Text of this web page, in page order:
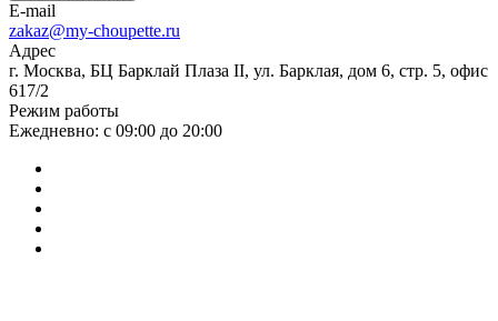
E-mail
zakaz@my-choupette.ru
Адрес
г. Москва, БЦ Барклай Плаза II, ул. Барклая, дом 6, стр. 5, офис
617/2
Режим работы
Ежедневно: с 09:00 до 20:00